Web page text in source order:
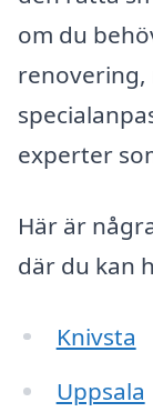
om du
experter
Här är
där du kan
Knivsta
Uppsala